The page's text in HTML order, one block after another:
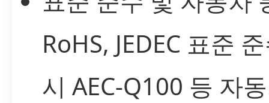
RoHS, JEDEC 표준
시 AEC-Q100 등 자